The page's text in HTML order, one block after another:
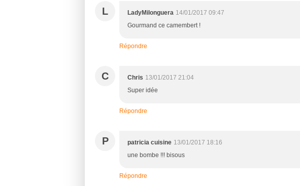
L LadyMilonguera 14/01/2017 09:47
Gourmand ce camembert !
Répondre
C Chris 13/01/2017 21:04
Super idée
Répondre
P patricia cuisine 13/01/2017 18:16
une bombe !!! bisous
Répondre